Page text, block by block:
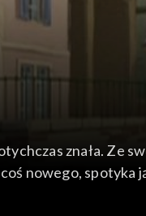
znała. Ze
nowego, spotyka